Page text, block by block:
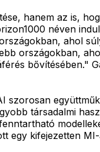
hanem az is,
néven
ahol
országokban,
bővítésében."
társadalmi
egy kifejezetten